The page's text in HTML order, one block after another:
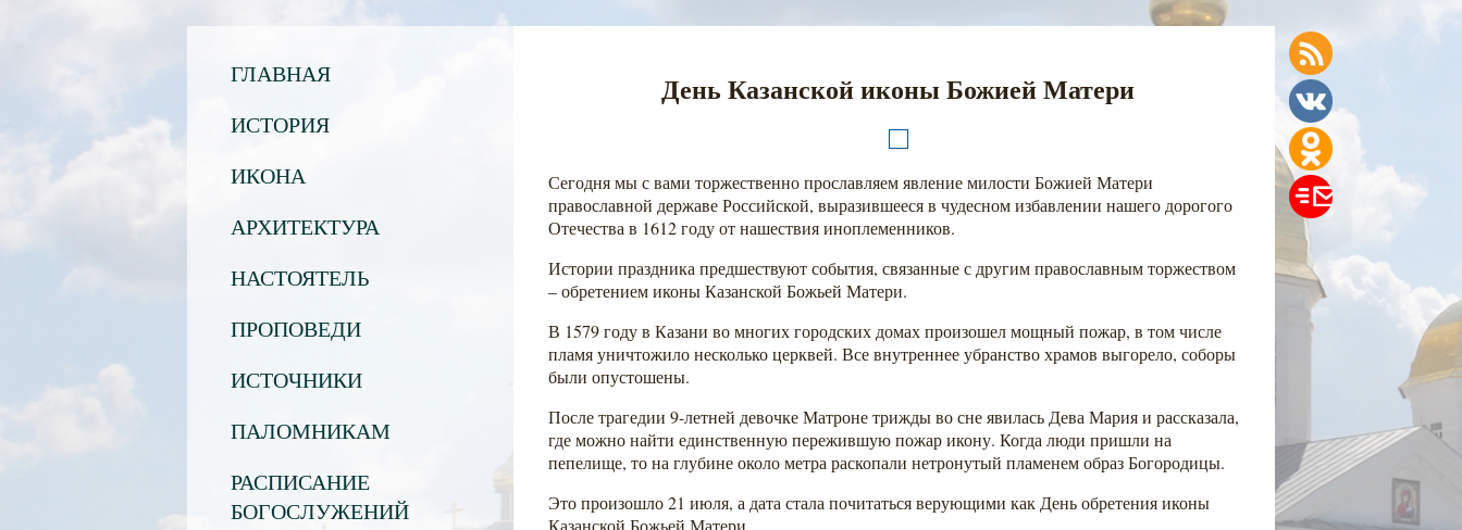
ГЛАВНАЯ
ИСТОРИЯ
ИКОНА
АРХИТЕКТУРА
НАСТОЯТЕЛЬ
ПРОПОВЕДИ
ИСТОЧНИКИ
ПАЛОМНИКАМ
РАСПИСАНИЕ
БОГОСЛУЖЕНИЙ
День Казанской иконы Божией Матери
Сегодня мы с вами торжественно прославляем явление милости Божией Матери
православной державе Российской, выразившееся в чудесном избавлении нашего дорогого
Отечества в 1612 году от нашествия иноплеменников.
Истории праздника предшествуют события, связанные с другим православным торжеством
– обретением иконы Казанской Божьей Матери.
В 1579 году в Казани во многих городских домах произошел мощный пожар, в том числе
пламя уничтожило несколько церквей. Все внутреннее убранство храмов выгорело, соборы
были опустошены.
После трагедии 9-летней девочке Матроне трижды во сне явилась Дева Мария и рассказала,
где можно найти единственную пережившую пожар икону. Когда люди пришли на
пепелище, то на глубине около метра раскопали нетронутый пламенем образ Богородицы.
Это произошло 21 июля, а дата стала почитаться верующими как День обретения иконы
Казанской Божьей Матери.